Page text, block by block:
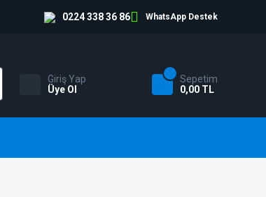
0224 338 36 86 WhatsApp Destek
Giriş Yap
Üye Ol
Sepetim
0,00 TL